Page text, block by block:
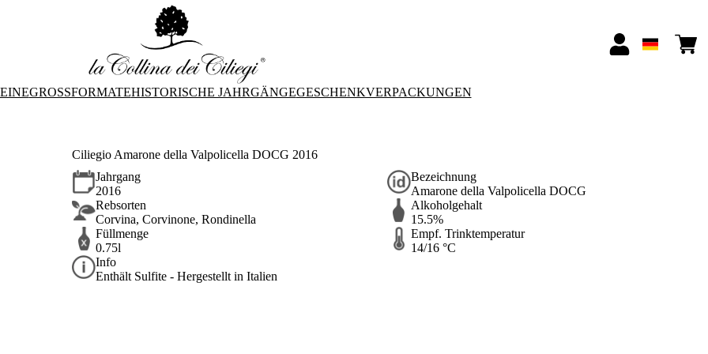
GROSSFORMATE HISTORISCHE JAHRGÄNGEGESCHENKVERPACKUNGEN
Ciliegio Amarone della Valpolicella DOCG 2016
Jahrgang
2016
Bezeichnung
Amarone della Valpolicella DOCG
Rebsorten
Corvina, Corvinone, Rondinella
Alkoholgehalt
15.5%
Füllmenge
0.75l
Empf. Trinktemperatur
14/16 °C
Info
Enthält Sulfite - Hergestellt in Italien